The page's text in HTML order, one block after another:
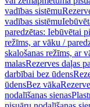
vadības sistēmu
vadības sistēmu
paredzētas: Iebūvētai
režīms, ar vāku /
skalošanas režīms, ar
malasRezerves daļas
darbībai bez ūdens
ūdensBez vāka
nodalīšanas sienas